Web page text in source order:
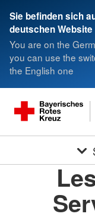
Sie befinden sich
deutschen Website
You are on the
you can use the
the English one